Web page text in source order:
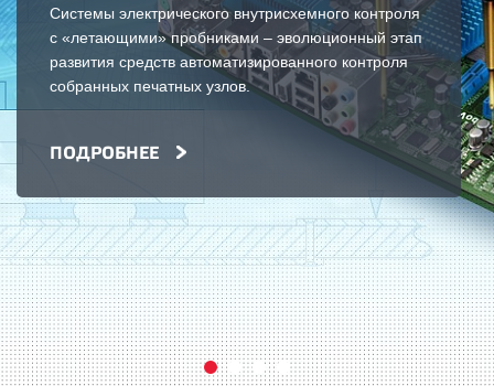
Системы электрического внутрисхемного контроля
с «летающими» пробниками – эволюционный этап
развития средств автоматизированного контроля
собранных печатных узлов.
ПОДРОБНЕЕ